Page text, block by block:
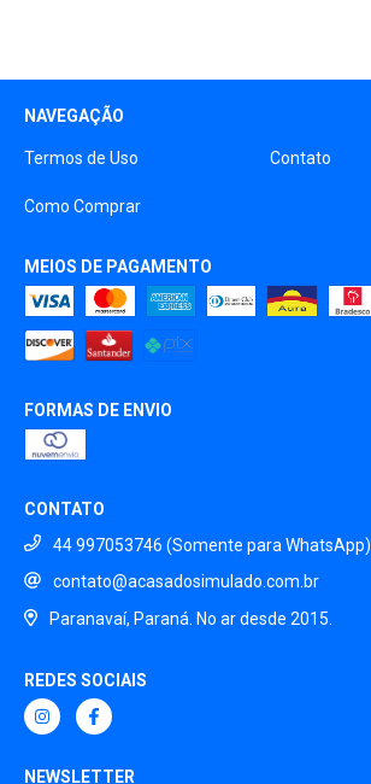
NAVEGAÇÃO
Termos de Uso Contato
Como Comprar
MEIOS DE PAGAMENTO
FORMAS DE ENVIO
CONTATO
44 997053746 (Somente para WhatsApp)
contato@acasadosimulado.com.br
Paranavaí, Paraná. No ar desde 2015.
REDES SOCIAIS
NEWSLETTER